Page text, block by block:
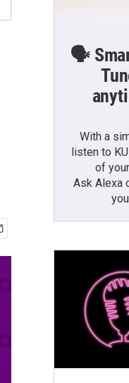
🗣️
With a
listen to
of
Ask Alexa